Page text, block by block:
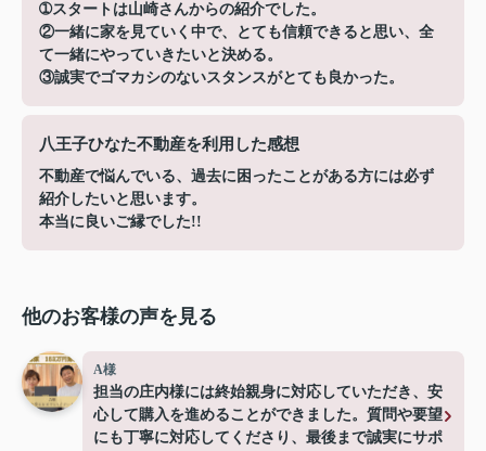
➀スタートは山崎さんからの紹介でした。
②一緒に家を見ていく中で、とても信頼できると思い、全
て一緒にやっていきたいと決める。
③誠実でゴマカシのないスタンスがとても良かった。
八王子ひなた不動産を利用した感想
不動産で悩んでいる、過去に困ったことがある方には必ず
紹介したいと思います。
本当に良いご縁でした!!
他のお客様の声を見る
A様
担当の庄内様には終始親身に対応していただき、安
心して購入を進めることができました。質問や要望
にも丁寧に対応してくださり、最後まで誠実にサポ